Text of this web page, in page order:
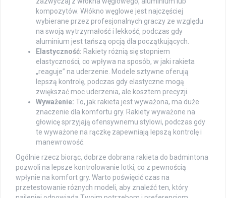
kompozytów. Włókno węglowe jest najczęściej
wybierane przez profesjonalnych graczy ze względu
na swoją wytrzymałość i lekkość, podczas gdy
aluminium jest tańszą opcją dla początkujących.
Elastyczność: Rakiety różnią się stopniem
elastyczności, co wpływa na sposób, w jaki rakieta
„reaguje” na uderzenie. Modele sztywne oferują
lepszą kontrolę, podczas gdy elastyczne mogą
zwiększać moc uderzenia, ale kosztem precyzji.
Wyważenie: To, jak rakieta jest wyważona, ma duże
znaczenie dla komfortu gry. Rakiety wyważone na
głowicę sprzyjają ofensywnemu stylowi, podczas gdy
te wyważone na rączkę zapewniają lepszą kontrolę i
manewrowość.
Ogólnie rzecz biorąc, dobrze dobrana rakieta do badmintona
pozwoli na lepsze kontrolowanie lotki, co z pewnością
wpłynie na komfort gry. Warto poświęcić czas na
przetestowanie różnych modeli, aby znaleźć ten, który